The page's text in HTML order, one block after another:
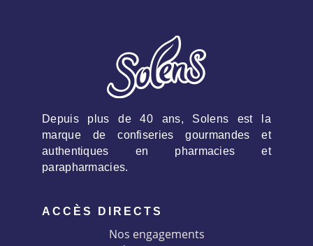
Depuis plus de 40 ans, Solens est la
marque de confiseries gourmandes et
authentiques en pharmacies et
parapharmacies.
ACCÈS DIRECTS
Nos engagements